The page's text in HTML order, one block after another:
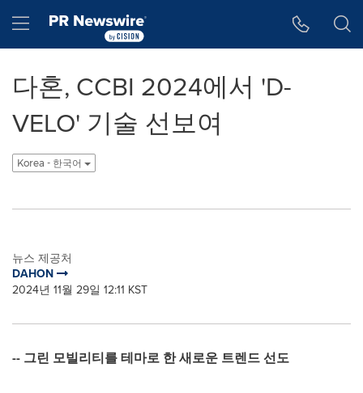
Hamburger menu
다혼, CCBI 2024에서 'D-
VELO' 기술 선보여
Korea - 한국어
뉴스 제공처
DAHON
2024년 11월 29일 12:11 KST
-- 그린 모빌리티를 테마로 한 새로운 트렌드 선도